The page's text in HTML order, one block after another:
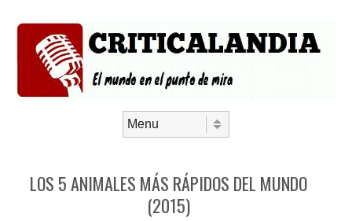
LOS 5 ANIMALES MÁS RÁPIDOS DEL MUNDO
(2015)